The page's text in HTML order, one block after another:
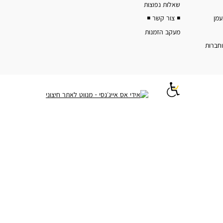
שאלות נפוצות
◾️ צור קשר ◾️
מעקב הזמנות